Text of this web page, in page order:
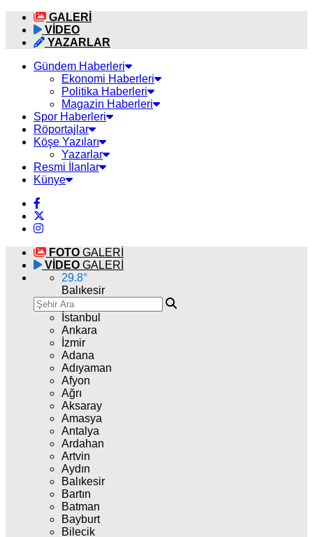
GALERİ
VİDEO
YAZARLAR
Gündem Haberleri
Ekonomi Haberleri
Politika Haberleri
Magazin Haberleri
Spor Haberleri
Röportajlar
Köşe Yazıları
Yazarlar
Resmi İlanlar
Künye
FOTO GALERİ
VİDEO GALERİ
29.8°
Balıkesir
İstanbul
Ankara
İzmir
Adana
Adıyaman
Afyon
Ağrı
Aksaray
Amasya
Antalya
Ardahan
Artvin
Aydın
Balıkesir
Bartın
Batman
Bayburt
Bilecik